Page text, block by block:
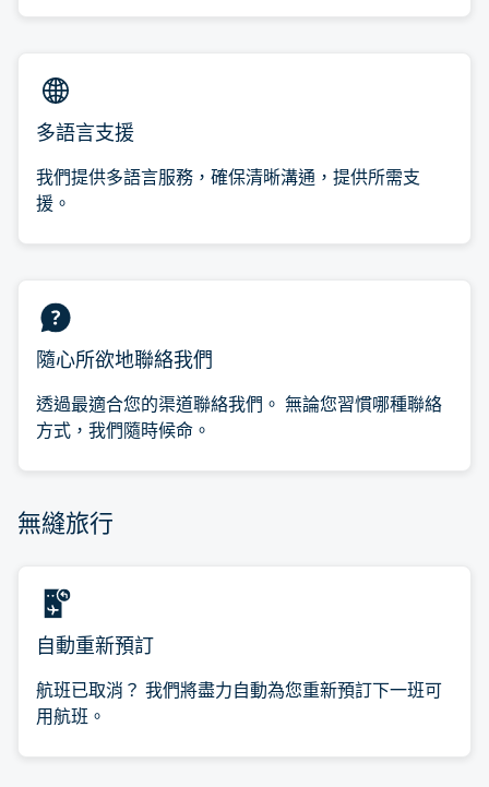
多語言支援
我們提供多語言服務，確保清晰溝通，提供所需支
援。
隨心所欲地聯絡我們
透過最適合您的渠道聯絡我們。 無論您習慣哪種聯絡
方式，我們隨時候命。
無縫旅行
自動重新預訂
航班已取消？ 我們將盡力自動為您重新預訂下一班可
用航班。